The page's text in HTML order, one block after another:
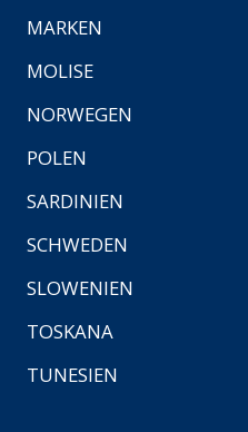
MARKEN
MOLISE
NORWEGEN
POLEN
SARDINIEN
SCHWEDEN
SLOWENIEN
TOSKANA
TUNESIEN